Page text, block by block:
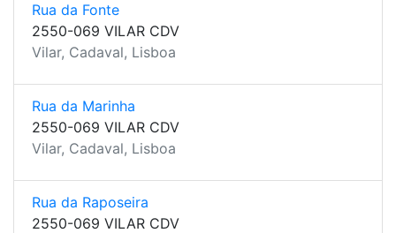
Rua da Fonte
2550-069 VILAR CDV
Vilar, Cadaval, Lisboa
Rua da Marinha
2550-069 VILAR CDV
Vilar, Cadaval, Lisboa
Rua da Raposeira
2550-069 VILAR CDV